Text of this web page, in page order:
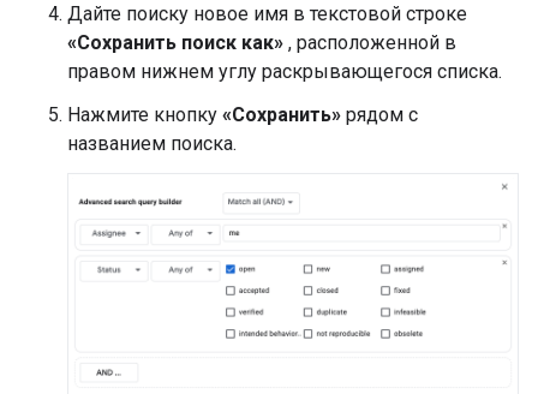
Дайте поиску новое имя в текстовой строке
«Сохранить поиск как» , расположенной в
правом нижнем углу раскрывающегося списка.
Нажмите кнопку «Сохранить» рядом с
названием поиска.